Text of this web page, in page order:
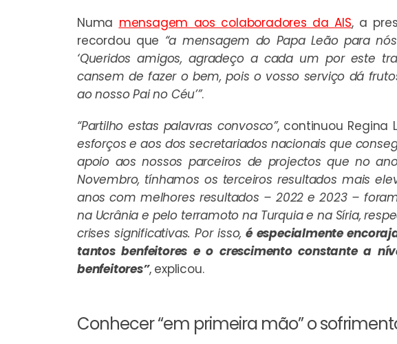
Numa mensagem aos colaboradores da AIS, a
recordou que “a mensagem do Papa Leão para
‘Queridos amigos, agradeço a cada um por este
cansem de fazer o bem, pois o vosso serviço dá
ao nosso Pai no Céu’”.
“Partilho estas palavras convosco”, continuou Regina
esforços e aos dos secretariados nacionais que
apoio aos nossos parceiros de projectos que no
Novembro, tínhamos os terceiros resultados mais
anos com melhores resultados – 2022 e 2023 –
na Ucrânia e pelo terramoto na Turquia e na Síria,
crises significativas. Por isso,é especialmente
tantos benfeitores e o crescimento constante a
benfeitores”, explicou.
Conhecer “em primeira mão” o